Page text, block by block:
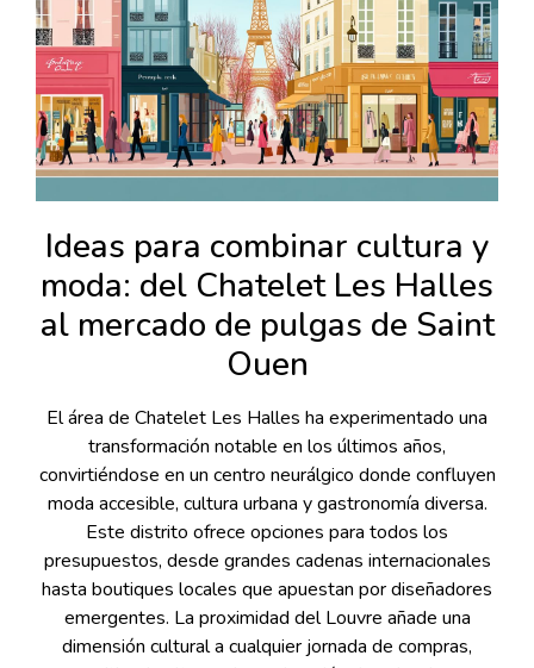
Ideas para combinar cultura y
moda: del Chatelet Les Halles
al mercado de pulgas de Saint
Ouen
El área de Chatelet Les Halles ha experimentado una
transformación notable en los últimos años,
convirtiéndose en un centro neurálgico donde confluyen
moda accesible, cultura urbana y gastronomía diversa.
Este distrito ofrece opciones para todos los
presupuestos, desde grandes cadenas internacionales
hasta boutiques locales que apuestan por diseñadores
emergentes. La proximidad del Louvre añade una
dimensión cultural a cualquier jornada de compras,